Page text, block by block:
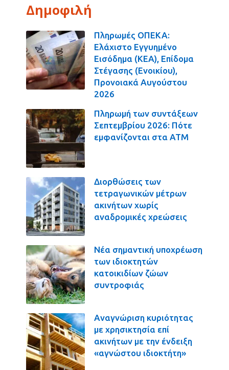
Δημοφιλή
Πληρωμές ΟΠΕΚΑ:
Ελάχιστο Εγγυημένο
Εισόδημα (ΚΕΑ), Επίδομα
Στέγασης (Ενοικίου),
Προνοιακά Αυγούστου
2026
Πληρωμή των συντάξεων
Σεπτεμβρίου 2026: Πότε
εμφανίζονται στα ΑΤΜ
Διορθώσεις των
τετραγωνικών μέτρων
ακινήτων χωρίς
αναδρομικές χρεώσεις
Νέα σημαντική υποχρέωση
των ιδιοκτητών
κατοικιδίων ζώων
συντροφιάς
Αναγνώριση κυριότητας
με χρησικτησία επί
ακινήτων με την ένδειξη
«αγνώστου ιδιοκτήτη»